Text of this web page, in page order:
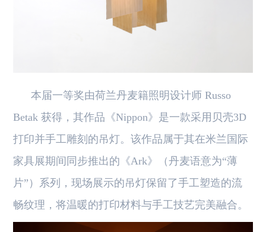
本届一等奖由荷兰丹麦籍照明设计师 Russo
Betak 获得，其作品《Nippon》是一款采用贝壳3D
打印并手工雕刻的吊灯。该作品属于其在米兰国际
家具展期间同步推出的《Ark》（丹麦语意为“薄
片”）系列，现场展示的吊灯保留了手工塑造的流
畅纹理，将温暖的打印材料与手工技艺完美融合。